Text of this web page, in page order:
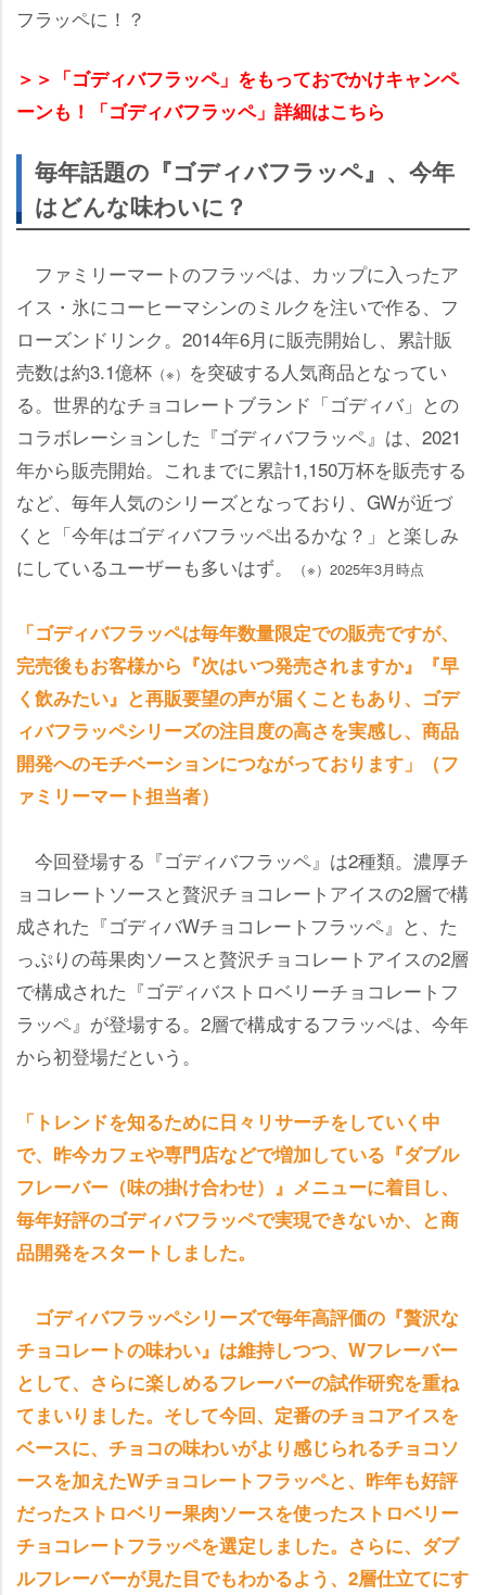
フラッペに！？
＞＞「ゴディバフラッペ」をもっておでかけキャンペ
ーンも！「ゴディバフラッペ」詳細はこちら
毎年話題の『ゴディバフラッペ』、今年
はどんな味わいに？
ファミリーマートのフラッペは、カップに入ったア
イス・氷にコーヒーマシンのミルクを注いで作る、フ
ローズンドリンク。2014年6月に販売開始し、累計販
売数は約3.1億杯 （※） を突破する人気商品となってい
る。世界的なチョコレートブランド「ゴディバ」との
コラボレーションした『ゴディバフラッペ』は、2021
年から販売開始。これまでに累計1,150万杯を販売する
など、毎年人気のシリーズとなっており、GWが近づ
くと「今年はゴディバフラッペ出るかな？」と楽しみ
にしているユーザーも多いはず。
（※）2025年3月時点
「ゴディバフラッペは毎年数量限定での販売ですが、
完売後もお客様から『次はいつ発売されますか』『早
く飲みたい』と再販要望の声が届くこともあり、ゴデ
ィバフラッペシリーズの注目度の高さを実感し、商品
開発へのモチベーションにつながっております」（フ
ァミリーマート担当者）
今回登場する『ゴディバフラッペ』は2種類。濃厚チ
ョコレートソースと贅沢チョコレートアイスの2層で構
成された『ゴディバWチョコレートフラッペ』と、た
っぷりの苺果肉ソースと贅沢チョコレートアイスの2層
で構成された『ゴディバストロベリーチョコレートフ
ラッペ』が登場する。2層で構成するフラッペは、今年
から初登場だという。
「トレンドを知るために日々リサーチをしていく中
で、昨今カフェや専門店などで増加している『ダブル
フレーバー（味の掛け合わせ）』メニューに着目し、
毎年好評のゴディバフラッペで実現できないか、と商
品開発をスタートしました。
ゴディバフラッペシリーズで毎年高評価の『贅沢な
チョコレートの味わい』は維持しつつ、Wフレーバー
として、さらに楽しめるフレーバーの試作研究を重ね
てまいりました。そして今回、定番のチョコアイスを
ベースに、チョコの味わいがより感じられるチョコソ
ースを加えたWチョコレートフラッペと、昨年も好評
だったストロベリー果肉ソースを使ったストロベリー
チョコレートフラッペを選定しました。さらに、ダブ
ルフレーバーが見た目でもわかるよう、2層仕立てにす